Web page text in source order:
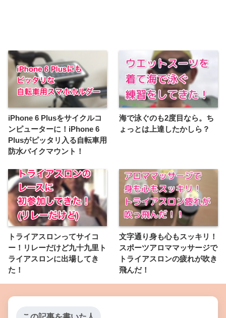
iPhone 6 Plusをサイクルコ
ンピューターに！iPhone 6
Plusがピッタリ入る自転車用
防水バイクマウント！
海で泳ぐのも2度目なら。ち
ょっとは上達したかしら？
トライアスロンってサイコ
ー！リレーだけど九十九里ト
ライアスロンに出場してき
た！
文字通り身も心もスッキリ！
スポーツアロママッサージで
トライアスロンの疲れが吹き
飛んだ！